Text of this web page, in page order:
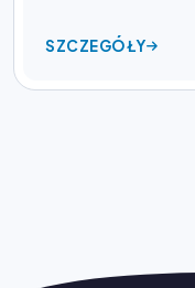
SZCZEGÓŁY